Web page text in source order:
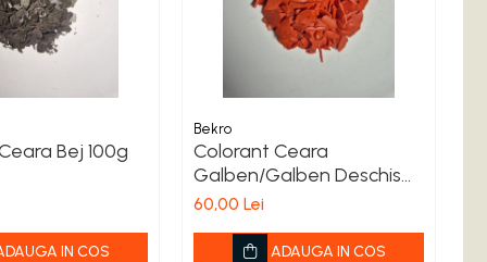
Bej 100g
IN COS
Bekro
Colorant Ceara
Galben/Galben Deschis
100g
60,00 Lei
ADAUGA IN COS